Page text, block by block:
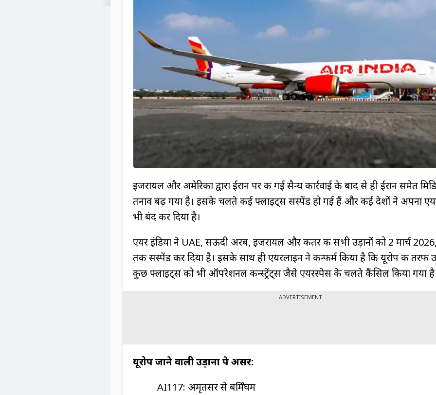
इजरायल और अमेरिका द्वारा ईरान पर की गई सैन्य कार्रवाई के बाद से ही ईरान समेत
तनाव बढ़ गया है। इसके चलते कई फ्लाइट्स सस्पेंड हो गई हैं और कई देशों ने अपना
भी बंद कर दिया है।
एयर इंडिया ने UAE, सऊदी अरब, इजरायल और कतर की सभी उड़ानों को 2 मार्च
तक सस्पेंड कर दिया है। इसके साथ ही एयरलाइन ने कन्फर्म किया है कि यूरोप की तरफ
कुछ फ्लाइट्स को भी ऑपरेशनल कन्स्ट्रेंट्स जैसे एयरस्पेस के चलते कैंसिल किया गया
ADVERTISEMENT
यूरोप जाने वाली उड़ानों पे असर:
AI117: अमृतसर से बर्मिंघम